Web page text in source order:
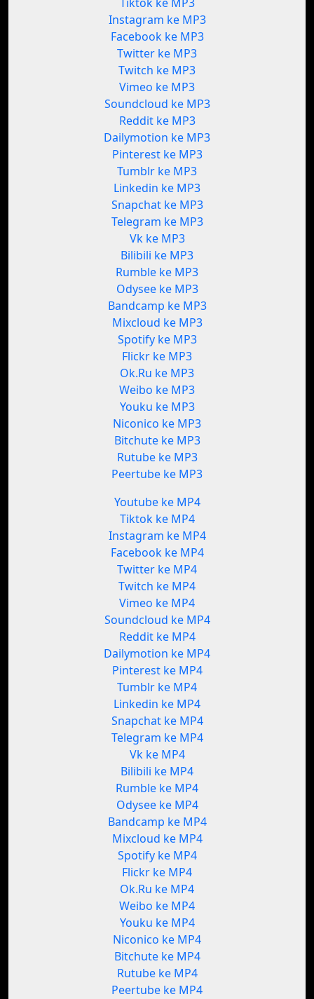
Instagram ke MP3
Facebook ke MP3
Twitter ke MP3
Twitch ke MP3
Vimeo ke MP3
Soundcloud ke MP3
Reddit ke MP3
Dailymotion ke MP3
Pinterest ke MP3
Tumblr ke MP3
Linkedin ke MP3
Snapchat ke MP3
Telegram ke MP3
Vk ke MP3
Bilibili ke MP3
Rumble ke MP3
Odysee ke MP3
Bandcamp ke MP3
Mixcloud ke MP3
Spotify ke MP3
Flickr ke MP3
Ok.Ru ke MP3
Weibo ke MP3
Youku ke MP3
Niconico ke MP3
Bitchute ke MP3
Rutube ke MP3
Peertube ke MP3
Youtube ke MP4
Tiktok ke MP4
Instagram ke MP4
Facebook ke MP4
Twitter ke MP4
Twitch ke MP4
Vimeo ke MP4
Soundcloud ke MP4
Reddit ke MP4
Dailymotion ke MP4
Pinterest ke MP4
Tumblr ke MP4
Linkedin ke MP4
Snapchat ke MP4
Telegram ke MP4
Vk ke MP4
Bilibili ke MP4
Rumble ke MP4
Odysee ke MP4
Bandcamp ke MP4
Mixcloud ke MP4
Spotify ke MP4
Flickr ke MP4
Ok.Ru ke MP4
Weibo ke MP4
Youku ke MP4
Niconico ke MP4
Bitchute ke MP4
Rutube ke MP4
Peertube ke MP4